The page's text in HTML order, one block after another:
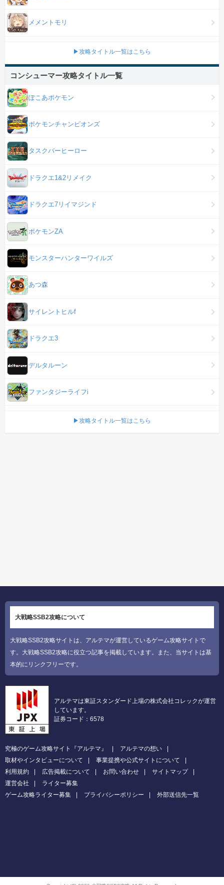
メメントモリ
▶攻略タイトル一覧はこちら
コンシューマー攻略タイトル一覧
ぽこあポケモン
ポケモンチャンピオンズ
タスクバーヒーロー
ドラクエ1&2リメイク
ドラクエ7リイマジンド
ポケモンZA
モンスターハンターワイルズ
あつ森
サイレントヒルf
ドラクエ3
デルタルーン
ファンタジーライフi
▶攻略タイトル一覧はこちら
大戦略SSB2攻略について
大戦略SSB2攻略サイトは、アルテマが運営しているゲーム攻略サイトで
す。大戦略SSB2攻略に役立つ記事を掲載しています。また、当サイトは基
本的にリンクフリーです。
アルテマは東証スタンダード上場の株式会社コレックが運営
しています。
証券コード：6578
究極のゲーム攻略サイト『アルテマ』
アルテマの想い
取材やインタビューについて
事業提携や公式サイトについて
利用規約
広告掲載について お問い合わせ
サイトマップ
運営会社
ライター募集
ゲーム攻略ライター募集
プライバシーポリシー 外部送信先一覧